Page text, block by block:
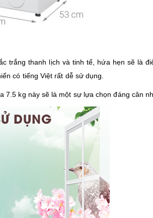
trắng thanh lịch và tinh tế, hứa hẹn sẽ là
có tiếng Việt rất dễ sử dụng.
7.5 kg này sẽ là một sự lựa chọn đáng cân